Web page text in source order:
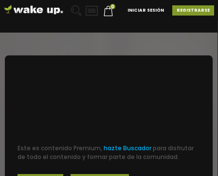
0
REGISTRARSE
INICIAR SESIÓN
Este es contenido Premium, hazte Buscador para disfrutar
de todo el contenido y formar parte de la comunidad.